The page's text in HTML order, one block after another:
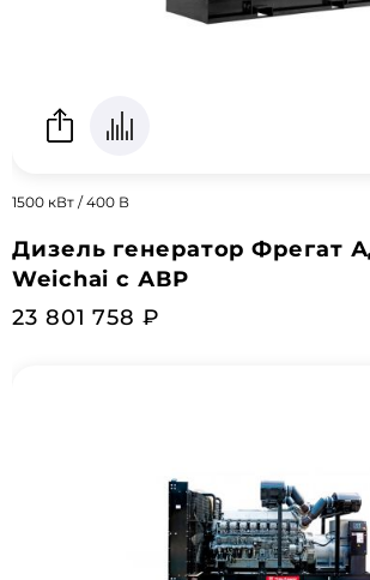
1500 кВт / 400 В
Дизель генератор Фрегат
Weichai с АВР
23 801 758 ₽